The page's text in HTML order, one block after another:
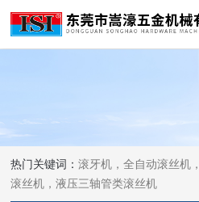
热门关键词：滚牙机，全自动滚丝机
滚丝机，液压三轴管类滚丝机